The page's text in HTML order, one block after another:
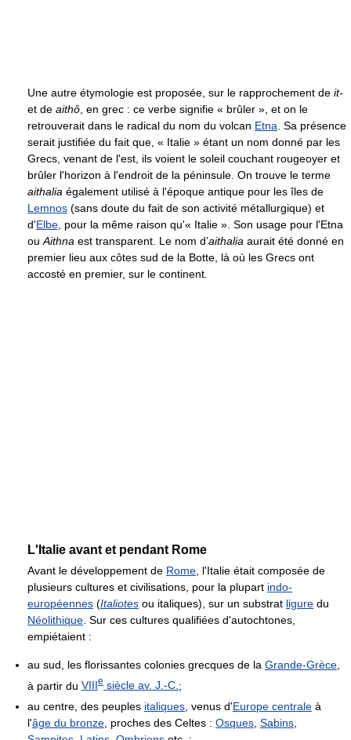
Une autre étymologie est proposée, sur le rapprochement de it-
et de aithô , en grec : ce verbe signifie « brûler », et on le
retrouverait dans le radical du nom du volcan Etna . Sa présence
serait justifiée du fait que, « Italie » étant un nom donné par les
Grecs, venant de l'est, ils voient le soleil couchant rougeoyer et
brûler l'horizon à l'endroit de la péninsule. On trouve le terme
aithalia également utilisé à l'époque antique pour les îles de
Lemnos (sans doute du fait de son activité métallurgique) et
d'Elbe , pour la même raison qu'« Italie ». Son usage pour l'Etna
ou Aithna est transparent. Le nom d’aithalia aurait été donné en
premier lieu aux côtes sud de la Botte, là où les Grecs ont
accosté en premier, sur le continent.
L'Italie avant et pendant Rome
Avant le développement de Rome , l'Italie était composée de
plusieurs cultures et civilisations, pour la plupart indo-
européennes (Italiotes ou italiques), sur un substrat ligure du
Néolithique . Sur ces cultures qualifiées d'autochtones,
empiétaient :
au sud, les florissantes colonies grecques de la Grande-Grèce
à partir du VIIIe siècle av. J.-C.;
au centre, des peuples italiques, venus d'Europe centrale à
l'âge du bronze, proches des Celtes : Osques, Sabins,